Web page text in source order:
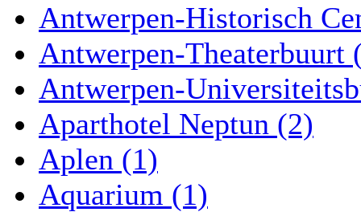
Antwerpen-Historisch
Antwerpen-Theaterbuurt
Antwerpen-
Aparthotel Neptun (2)
Aplen (1)
Aquarium (1)